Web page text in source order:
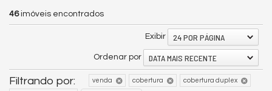
46imóveis encontrados
Exibir 24 POR PÁGINA
Ordenar por DATA MAIS RECENTE
Filtrando por: venda cobertura cobertura duplex